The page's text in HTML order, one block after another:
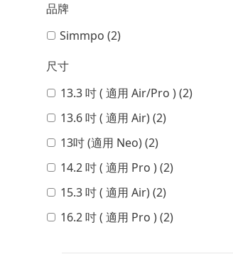
品牌
Simmpo (2)
尺寸
13.3 吋 ( 適用 Air/Pro ) (2)
13.6 吋 ( 適用 Air) (2)
13吋 (適用 Neo) (2)
14.2 吋 ( 適用 Pro ) (2)
15.3 吋 ( 適用 Air) (2)
16.2 吋 ( 適用 Pro ) (2)